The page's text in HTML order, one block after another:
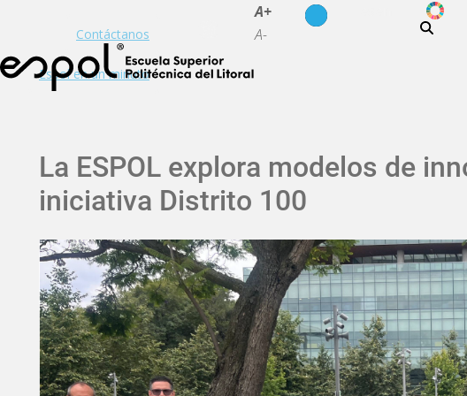
Contáctanos
Espol en un minuto
A+
A-
ODS
La ESPOL explora modelos de
iniciativa Distrito 100